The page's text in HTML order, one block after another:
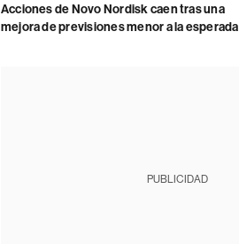
Acciones de Novo Nordisk caen tras una
mejora de previsiones menor a la esperada
PUBLICIDAD